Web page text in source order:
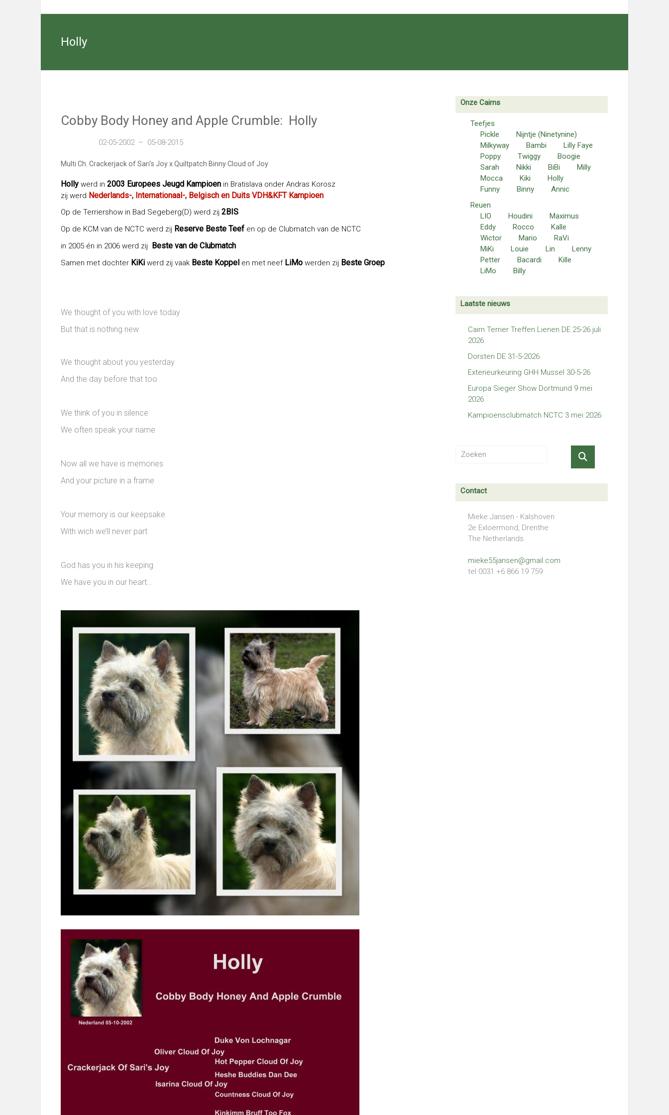
Terriers
kennel
in
Nieuwediep,
Holly
Cobby Body Honey and Apple Crumble: Holly
02-05-2002 – 05-08-2015
Multi Ch. Crackerjack of Sari’s Joy x Quiltpatch Binny Cloud of Joy
Holly werd in 2003 Europees Jeugd Kampioen in Bratislava onder Andras Korosz
zij werd Nederlands-, Internationaal-, Belgisch en Duits VDH&KFT Kampioen
Op de Terriershow in Bad Segeberg(D) werd zij 2BIS
Op de KCM van de NCTC werd zij Reserve Beste Teef en op de Clubmatch van de NCTC
in 2005 én in 2006 werd zij Beste van de Clubmatch
Samen met dochter KiKi werd zij vaak Beste Koppel en met neef LiMo werden zij Beste Groep
We thought of you with love today
But that is nothing new
We thought about you yesterday
And the day before that too
We think of you in silence
We often speak your name
Now all we have is memories
And your picture in a frame
Your memory is our keepsake
With wich we’ll never part
God has you in his keeping
We have you in our heart…
Onze Cairns
Teefjes
Pickle
Nijntje (Ninetynine)
Milkyway
Bambi
Lilly Faye
Poppy
Twiggy
Boogie
Sarah
Nikki BiBi
Milly
Mocca
Kiki
Holly
Funny
Binny
Annic
Reuen
LIO
Houdini
Maximus
Eddy
Rocco
Kalle
Wictor
Mario
RaVi
MiKi
Louie Lin
Lenny
Petter
Bacardi
Kille
LiMo
Billy
Laatste nieuws
Cairn Terrier Treffen Lienen DE 25-26 juli
2026
Dorsten DE 31-5-2026
Exterieurkeuring GHH Mussel 30-5-26
Europa Sieger Show Dortmund 9 mei
2026
Kampioensclubmatch NCTC 3 mei 2026
Contact
Mieke Jansen - Kalshoven
2e Exloërmond, Drenthe
The Netherlands
mieke55jansen@gmail.com
tel 0031 +6 866 19 759